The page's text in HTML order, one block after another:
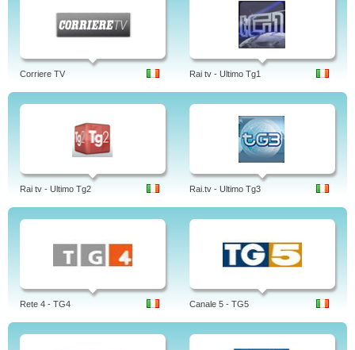
Corriere TV Rai tv - Ultimo Tg1
Rai tv - Ultimo Tg2 Rai.tv - Ultimo Tg3
Rete 4 - TG4 Canale 5 - TG5